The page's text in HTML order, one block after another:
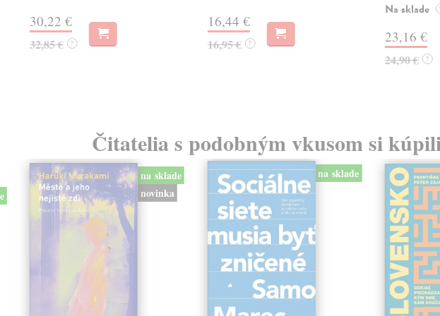
30,22 €
32,85 € ?
16,44 €
16,95 € ?
Na sklade
23,16 €
24,90 € ?
Čitatelia s podobným vkusom si
na sklade
novinka
na sklade